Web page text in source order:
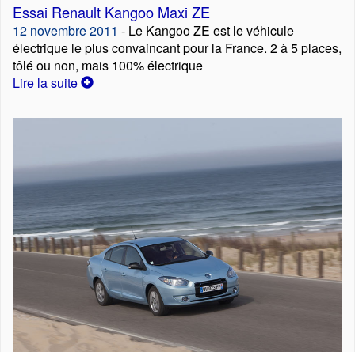
Essai Renault Kangoo Maxi ZE
12 novembre 2011 - Le Kangoo ZE est le véhicule
électrique le plus convaincant pour la France. 2 à 5 places,
tôlé ou non, mais 100% électrique
Lire la suite